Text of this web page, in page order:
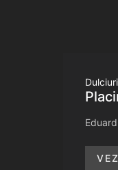
Dulciuri